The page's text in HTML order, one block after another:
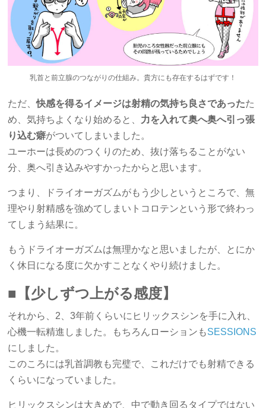
乳首と前立腺のつながりの仕組み。貴方にも存在するはずです！
ただ、快感を得るイメージは射精の気持ち良さであったた
め、気持ちよくなり始めると、 力を入れて奥へ奥へ引っ張
り込む癖がついてしまいました。
ユーホーは長めのつくりのため、抜け落ちることがない
分、奥へ引き込みやすかったからと思います。
つまり、ドライオーガズムがもう少しというところで、無
理やり射精感を強めてしまいトコロテンという形で終わっ
てしまう結果に。
もうドライオーガズムは無理かなと思いましたが、とにか
く休日になる度に欠かすことなくやり続けました。
■【少しずつ上がる感度】
それから、2、3年前くらいにヒリックスシンを手に入れ、
心機一転精進しました。もちろんローションもSESSIONS
にしました。
このころには乳首調教も完璧で、これだけでも射精できる
くらいになっていました。
ヒリックスシンは大きめで、中で動き回るタイプではない